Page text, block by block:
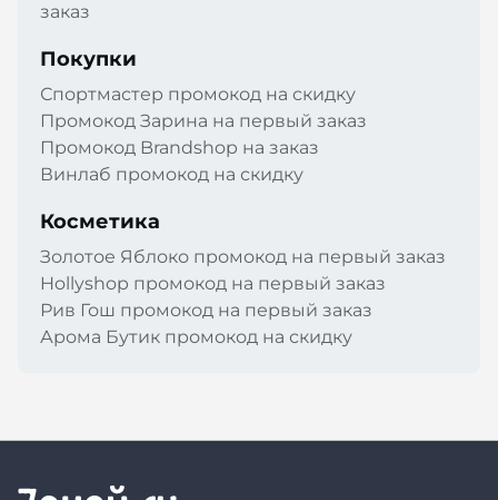
заказ
Покупки
Спортмастер промокод на скидку
Промокод Зарина на первый заказ
Промокод Brandshop на заказ
Винлаб промокод на скидку
Косметика
Золотое Яблоко промокод на первый заказ
Hollyshop промокод на первый заказ
Рив Гош промокод на первый заказ
Арома Бутик промокод на скидку